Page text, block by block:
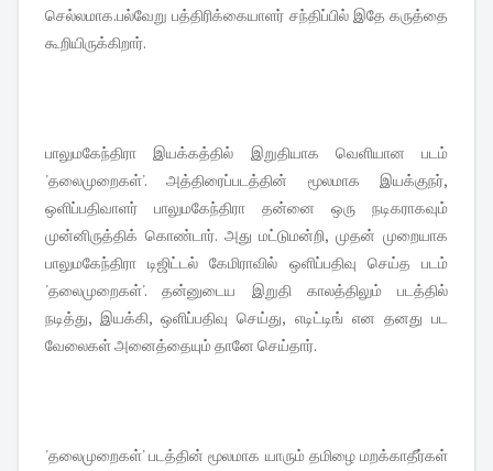
செல்லமாக.பல்வேறு பத்திரிக்கையாளர் சந்திப்பில் இதே கருத்தை
கூறியிருக்கிறார்.
பாலுமகேந்திரா இயக்கத்தில் இறுதியாக வெளியான படம்
'தலைமுறைகள்'. அத்திரைப்படத்தின் மூலமாக இயக்குநர்,
ஒளிப்பதிவாளர் பாலுமகேந்திரா தன்னை ஒரு நடிகராகவும்
முன்னிருத்திக் கொண்டார். அது மட்டுமன்றி, முதன் முறையாக
பாலுமகேந்திரா டிஜிட்டல் கேமிராவில் ஒளிப்பதிவு செய்த படம்
'தலைமுறைகள்'. தன்னுடைய இறுதி காலத்திலும் படத்தில்
நடித்து, இயக்கி, ஒளிப்பதிவு செய்து, எடிட்டிங் என தனது பட
வேலைகள் அனைத்தையும் தானே செய்தார்.
'தலைமுறைகள்' படத்தின் மூலமாக யாரும் தமிழை மறக்காதீர்கள்